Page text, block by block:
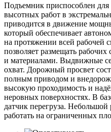
Подъемник приспособлен для
высотных работ в
приводится в движение
который обеспечивает
на протяжении всей рабочей
позволяет размещать
и материалами. Выдвижные
охват. Дорожный просвет
полным приводом и
высокую проходимость и
неровных поверхностях. В
датчик перегруза. Небольшой
работать на ограниченных